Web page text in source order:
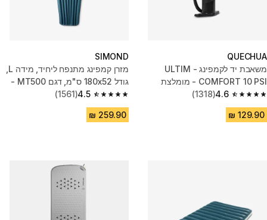
QUECHUA
משאבת יד לקמפינג - ULTIM
COMFORT 10 PSI - מומלצת
לאוהל מתנפח
4.6
4.6 out of 5 stars from 1318 reviews
(1318)
SIMOND
גודל ‏‏‎180x52 ס"מ, דגם MT500 -
ירוק
4.5
4.5 out of 5 stars from 1561 reviews
(1561)